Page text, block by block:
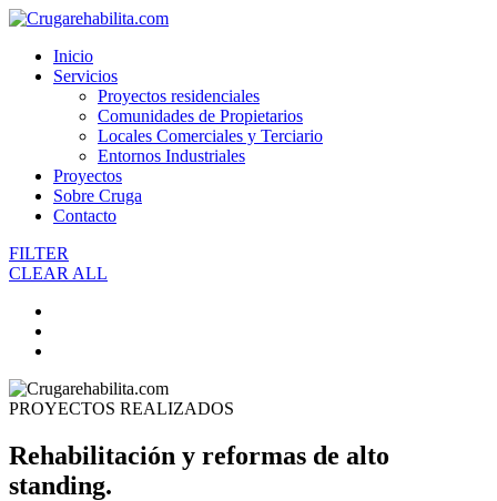
Inicio
Servicios
Proyectos residenciales
Comunidades de Propietarios
Locales Comerciales y Terciario
Entornos Industriales
Proyectos
Sobre Cruga
Contacto
FILTER
CLEAR ALL
PROYECTOS REALIZADOS
Rehabilitación y reformas de alto
standing.